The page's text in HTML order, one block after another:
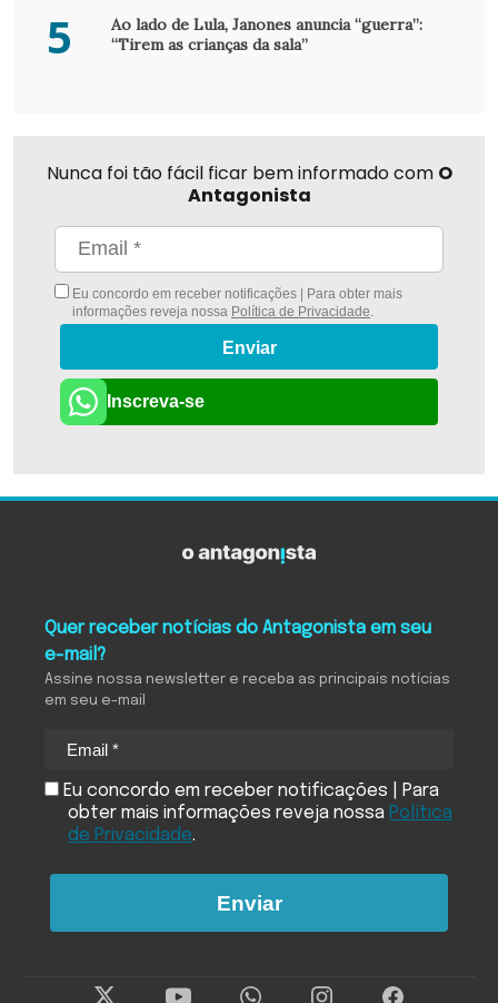
5
Ao lado de Lula, Janones anuncia “guerra”:
“Tirem as crianças da sala”
Nunca foi tão fácil ficar bem informado com O
Antagonista
Eu concordo em receber notificações | Para obter mais
informações reveja nossa Política de Privacidade
Enviar
Inscreva-se
Quer receber notícias do Antagonista em seu
e-mail?
Assine nossa newsletter e receba as principais notícias
em seu e-mail
Eu concordo em receber notificações | Para
obter mais informações reveja nossa Política
de Privacidade.
Enviar